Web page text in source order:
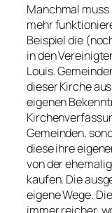
Manchmal
mehr
Beispiel die
in den
Louis.
dieser Kirche
eigenen
Gemeinden,
diese ihre
von der
kaufen. Die
eigene Wege.